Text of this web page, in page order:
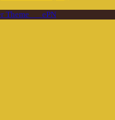
Theme___ePN